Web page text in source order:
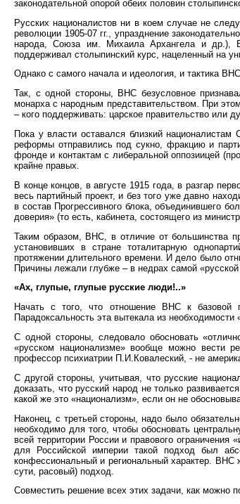
законодательной опорой обеих половин
Русских националистов ни в коем случае не
революции 1905-07 гг., упразднение
народа, Союза им. Михаила Архангела и др.),
поддерживал столыпинский курс, нацеленный на
Однако с самого начала и идеология, и тактика
Так, с одной стороны, ВНС безусловное
монарха с народным представительством. При
– кого поддерживать: царское правительство или
Пока у власти оставался близкий
реформы отправились под сукно, фракцию и
фронде и контактам с либеральной оппозиицей
крайне правых.
В конце концов, в августе 1915 года, в разгар
весь партийный проект, и без того уже давно
в состав Прогрессивного блока, объединившего
доверия» (то есть, кабинета, состоящего из
Таким образом, ВНС, в отличие от большинства
установивших в стране тоталитарную
протяжении длительного времени. И дело было
Причины лежали глубже – в недрах самой «русской
«Ах, глупые, глупые русские люди!..»
Начать с того, что отношение ВНС к базовой
Парадоксальность эта вытекала из
С одной стороны, следовало обосновать
«русском национализме» вообще можно вести
профессор психиатрии П.И.Ковалеский, - не
С другой стороны, учитывая, что русские
доказать, что русский народ не только
какой же это «национализм», если он не
Наконец, с третьей стороны, надо было
необходимо для того, чтобы обосновать
всей территории России и правового
для Российской империи такой подход был
конфессиональный и региональный характер. ВНС
сути, расовый) подход.
Совместить решение всех этих задачи, как можно